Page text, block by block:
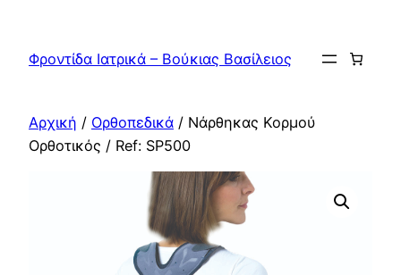
περιεχόμενο
Φροντίδα Ιατρικά – Βούκιας Βασίλειος
Αρχική / Ορθοπεδικά / Νάρθηκας Κορμού
Ορθοτικός / Ref: SP500